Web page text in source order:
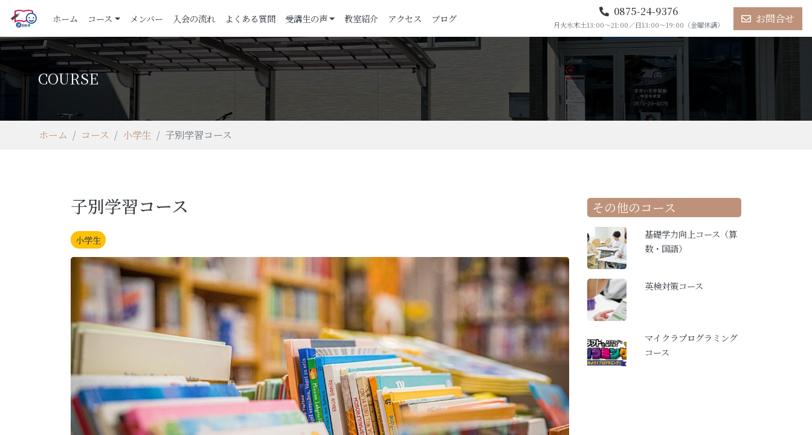
ホーム (current)
コース メンバー 入会の流れ よくある質問 受講生の声 教室紹介 アクセス ブログ
0875-24-9376
月火水木土13:00～21:00／日13:00～19:00（金曜休講） お問合せ
COURSE
ホーム コース 小学生 子別学習コース
子別学習コース
小学生
その他のコース
基礎学力向上コース（算
数・国語）
英検対策コース
マイクラプログラミング
コース